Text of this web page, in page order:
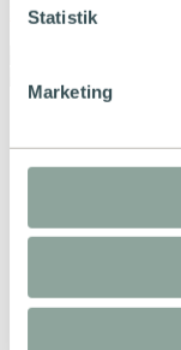
Statistik
Marketing
Linkedin-in
Strømlinet
Karriere